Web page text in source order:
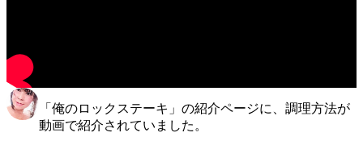
「俺のロックステーキ」の紹介ページに、調理方法が
動画で紹介されていました。